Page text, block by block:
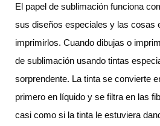
El papel de sublimación funciona
sus diseños especiales y las cosas
imprimirlos. Cuando dibujas o
de sublimación usando tintas
sorprendente. La tinta se convierte
primero en líquido y se filtra en las
casi como si la tinta le estuviera